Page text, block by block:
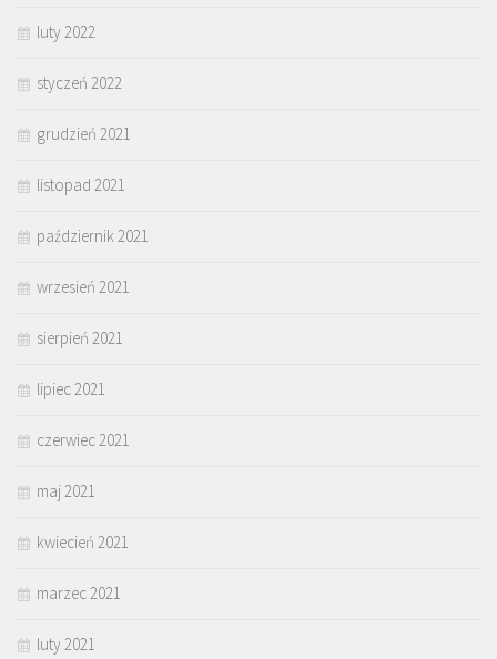
luty 2022
styczeń 2022
grudzień 2021
listopad 2021
październik 2021
wrzesień 2021
sierpień 2021
lipiec 2021
czerwiec 2021
maj 2021
kwiecień 2021
marzec 2021
luty 2021